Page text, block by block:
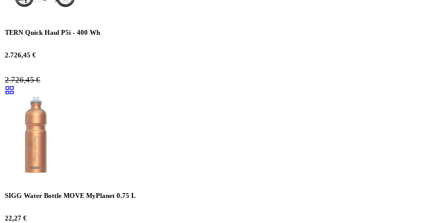
TERN Quick Haul P5i - 400 Wh
2.726,45 €
2.726,45€
SIGG Water Bottle MOVE MyPlanet 0.75 L
22,27 €